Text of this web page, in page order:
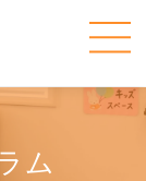
ム